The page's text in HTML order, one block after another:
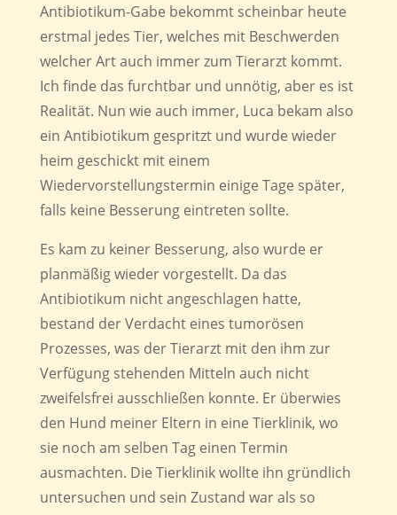
Antibiotikum-Gabe bekommt scheinbar heute
erstmal jedes Tier, welches mit Beschwerden
welcher Art auch immer zum Tierarzt kommt.
Ich finde das furchtbar und unnötig, aber es ist
Realität. Nun wie auch immer, Luca bekam also
ein Antibiotikum gespritzt und wurde wieder
heim geschickt mit einem
Wiedervorstellungstermin einige Tage später,
falls keine Besserung eintreten sollte.
Es kam zu keiner Besserung, also wurde er
planmäßig wieder vorgestellt. Da das
Antibiotikum nicht angeschlagen hatte,
bestand der Verdacht eines tumorösen
Prozesses, was der Tierarzt mit den ihm zur
Verfügung stehenden Mitteln auch nicht
zweifelsfrei ausschließen konnte. Er überwies
den Hund meiner Eltern in eine Tierklinik, wo
sie noch am selben Tag einen Termin
ausmachten. Die Tierklinik wollte ihn gründlich
untersuchen und sein Zustand war als so